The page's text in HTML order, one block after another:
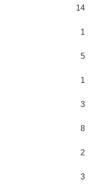
14
1
5
1
3
8
2
3